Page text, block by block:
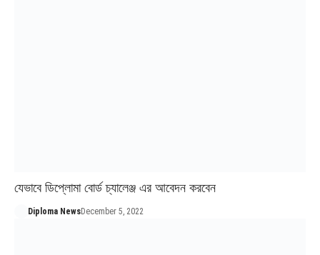
যেভাবে ডিপ্লোমা বোর্ড চ্যালেঞ্জ এর আবেদন করবেন
Diploma NewsDecember 5, 2022